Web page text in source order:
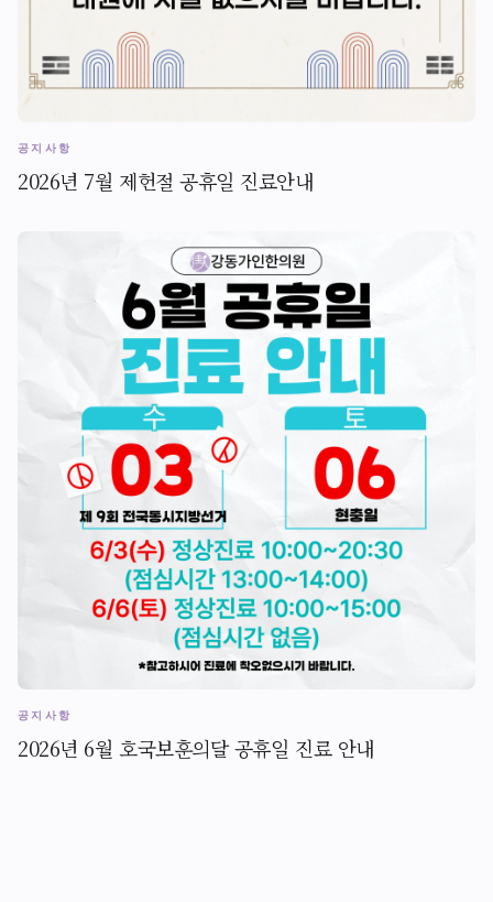
공지사항
2026년 7월 제헌절 공휴일 진료안내
공지사항
2026년 6월 호국보훈의달 공휴일 진료 안내